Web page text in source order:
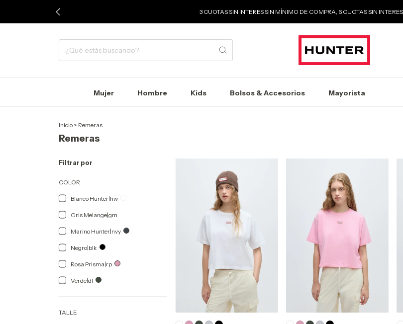
3 CUOTAS SIN INTERES SIN MÍNIMO DE COMPRA, 6 CUOTAS SIN
Mujer Hombre Kids Bolsos & Accesorios Mayorista
Inicio > Remeras
Remeras
Filtrar por
COLOR
Blanco Hunter|hw
Gris Melange|gm
Marino Hunter|nvy
Negro|blk
Rosa Prisma|rp
Verde|dl
TALLE